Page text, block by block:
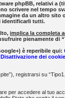
phpBB, relativi a
scrivere nel
da un altro
identificarli tutti.
implica la completa
pienamente di
è reperibile qui:
Disattivazione dei
registrarsi su
per accedere al tuo